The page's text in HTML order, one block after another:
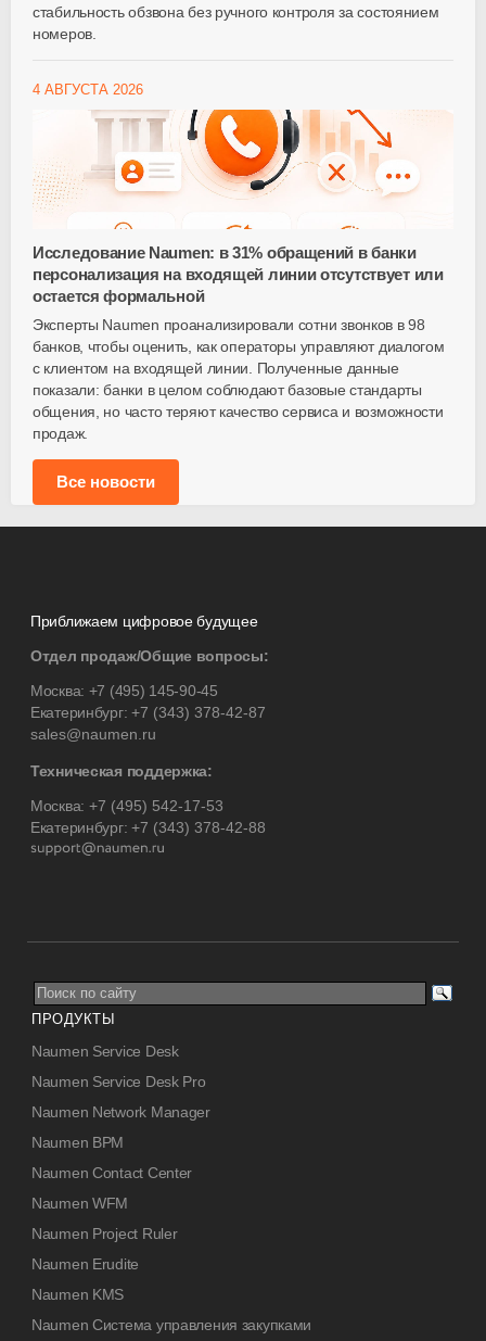
стабильность обзвона без ручного контроля за состоянием
номеров.
4 АВГУСТА 2026
Исследование Naumen: в 31% обращений в банки
персонализация на входящей линии отсутствует или
остается формальной
Эксперты Naumen проанализировали сотни звонков в 98
банков, чтобы оценить, как операторы управляют диалогом
с клиентом на входящей линии. Полученные данные
показали: банки в целом соблюдают базовые стандарты
общения, но часто теряют качество сервиса и возможности
продаж.
Все новости
Приближаем цифровое будущее
Отдел продаж/Общие вопросы:
Москва: +7 (495) 145-90-45
Екатеринбург:+7 (343) 378-42-87
sales@naumen.ru
Техническая поддержка:
Москва: +7 (495) 542-17-53
Екатеринбург:+7 (343) 378-42-88
ПРОДУКТЫ
Naumen Service Desk
Naumen Service Desk Pro
Naumen Network Manager
Naumen BPM
Naumen Contact Center
Naumen WFM
Naumen Project Ruler
Naumen Erudite
Naumen KMS
Naumen Система управления закупками